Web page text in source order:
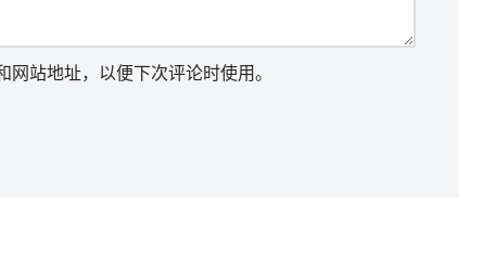
站地址，以便下次评论时使用。